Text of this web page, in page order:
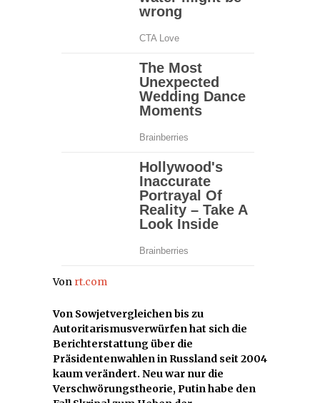
Von rt.com
Von Sowjetvergleichen bis zu
Autoritarismusverwürfen hat sich die
Berichterstattung über die
Präsidentenwahlen in Russland seit 2004
kaum verändert. Neu war nur die
Verschwörungstheorie, Putin habe den